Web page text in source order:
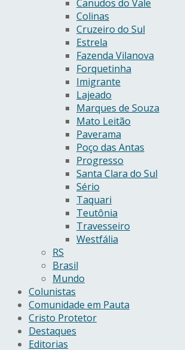
Canudos do Vale
Colinas
Cruzeiro do Sul
Estrela
Fazenda Vilanova
Forquetinha
Imigrante
Lajeado
Marques de Souza
Mato Leitão
Paverama
Poço das Antas
Progresso
Santa Clara do Sul
Sério
Taquari
Teutônia
Travesseiro
Westfália
RS
Brasil
Mundo
Colunistas
Comunidade em Pauta
Cristo Protetor
Destaques
Editorias